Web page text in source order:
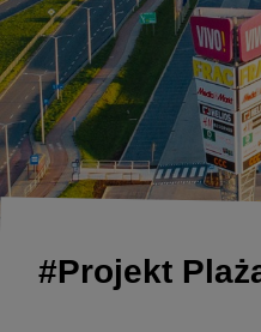
#Projekt